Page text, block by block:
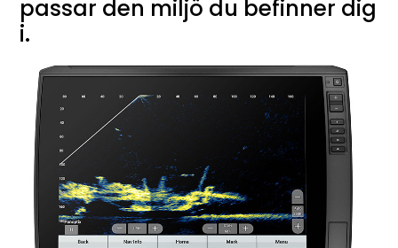
passar den miljö du befinner dig
i.